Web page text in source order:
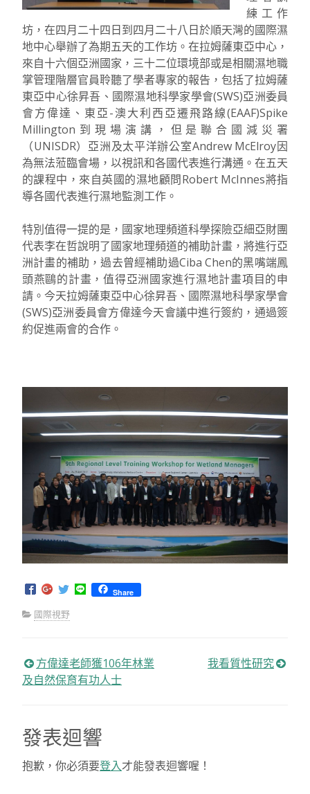
練工作
坊，在四月二十四日到四月二十八日於順天灣的國際濕
地中心舉辦了為期五天的工作坊。在拉姆薩東亞中心，
來自十六個亞洲國家，三十二位環境部或是相關濕地職
掌管理階層官員聆聽了學者專家的報告，包括了拉姆薩
東亞中心徐昇吾、國際濕地科學家學會(SWS)亞洲委員
會方偉達、東亞-澳大利西亞遷飛路線(EAAF)Spike
Millington到現場演講，但是聯合國減災署
（UNISDR）亞洲及太平洋辦公室Andrew McElroy因
為無法蒞臨會場，以視訊和各國代表進行溝通。在五天
的課程中，來自英國的濕地顧問Robert McInnes將指
導各國代表進行濕地監測工作。
特別值得一提的是，國家地理頻道科學探險亞細亞財團
代表李在哲說明了國家地理頻道的補助計畫，將進行亞
洲計畫的補助，過去曾經補助過Ciba Chen的黑嘴端鳳
頭燕鷗的計畫，值得亞洲國家進行濕地計畫項目的申
請。今天拉姆薩東亞中心徐昇吾、國際濕地科學家學會
(SWS)亞洲委員會方偉達今天會議中進行簽約，通過簽
約促進兩會的合作。
Share
國際視野
文
導
覽
方偉達老師獲106年林業
及自然保育有功人士
我看質性研究
發表迴響
抱歉，你必須要登入才能發表迴響喔！